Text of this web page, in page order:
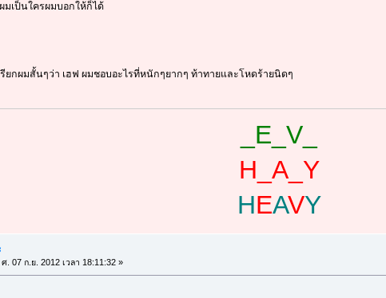
มเป็นใครผมบอกให้ก็ได้
รียกผมสั้นๆว่า เฮฟ ผมชอบอะไรที่หนักๆยากๆ ท้าทายและโหดร้ายนิดๆ
_E_V_
H_A_Y
HEAVY
ศ. 07 ก.ย. 2012 เวลา 18:11:32 »